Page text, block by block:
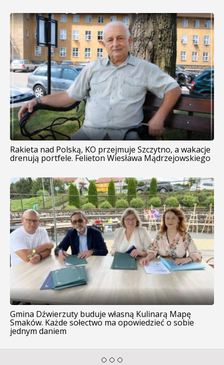
Rakieta nad Polską, KO przejmuje Szczytno, a wakacje
drenują portfele. Felieton Wiesława Mądrzejowskiego
Gmina Dźwierzuty buduje własną Kulinarą Mapę
Smaków. Każde sołectwo ma opowiedzieć o sobie
jednym daniem